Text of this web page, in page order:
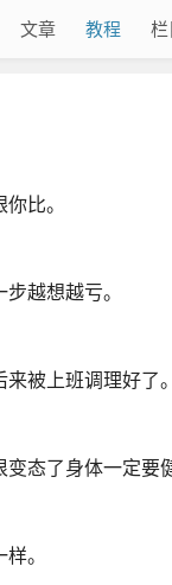
文章 教程 栏
比。
越想越亏。
被上班调理好了。
态了身体一定要
。